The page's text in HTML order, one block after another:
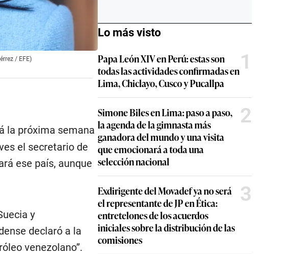
/ EFE)
la próxima semana
el secretario de
ese país, aunque
y
declaró a la
venezolano”.
Lo más visto
Papa León XIV en Perú: estas son
todas las actividades confirmadas en
Lima, Chiclayo, Cusco y Pucallpa
1
Simone Biles en Lima: paso a paso,
la agenda de la gimnasta más
ganadora del mundo y una visita
que emocionará a toda una
selección nacional
2
Exdirigente del Movadef ya no será
el representante de JP en Ética:
entretelones de los acuerdos
iniciales sobre la distribución de las
comisiones
3